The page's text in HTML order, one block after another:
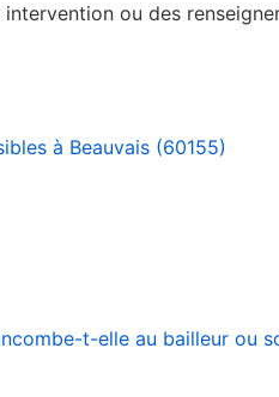
intervention ou des
à Beauvais (60155)
t-elle au bailleur ou